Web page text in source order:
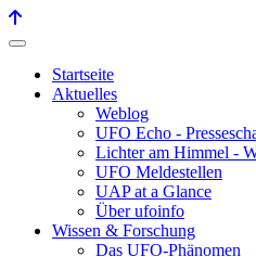
Startseite
Aktuelles
Weblog
UFO Echo -
Lichter am Himmel -
UFO Meldestellen
UAP at a Glance
Über ufoinfo
Wissen & Forschung
Das UFO-Phänomen